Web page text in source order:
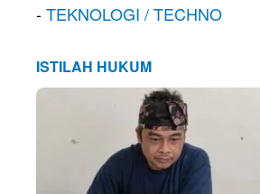
-TEKNOLOGI / TECHNO
ISTILAH HUKUM